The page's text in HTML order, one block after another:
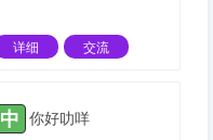
详细
交流
中 你好叻咩